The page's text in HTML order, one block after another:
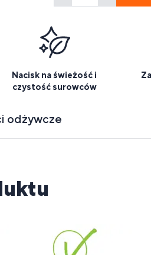
Nacisk na świeżość i
czystość surowców
odżywcze